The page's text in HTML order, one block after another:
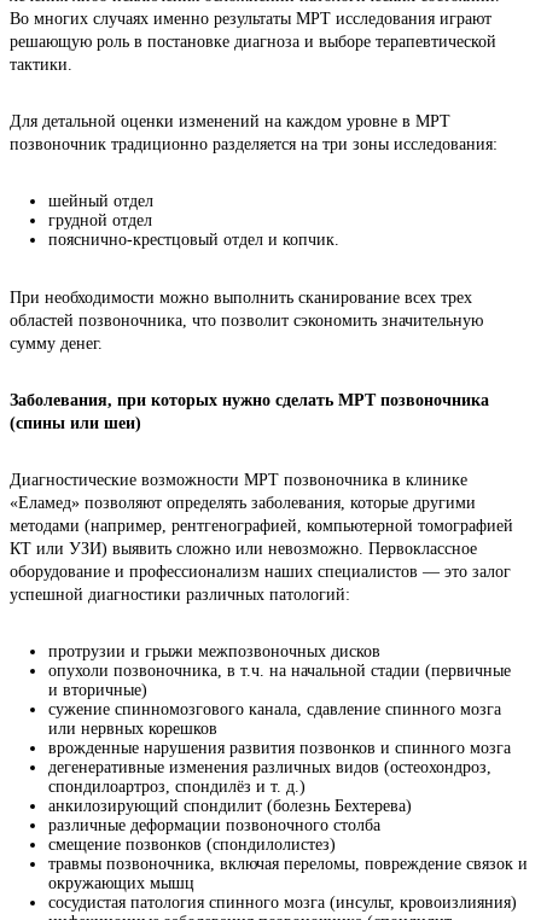
Во многих случаях именно результаты МРТ исследования играют
решающую роль в постановке диагноза и выборе терапевтической
тактики.
Для детальной оценки изменений на каждом уровне в МРТ
позвоночник традиционно разделяется на три зоны исследования:
шейный отдел
грудной отдел
пояснично-крестцовый отдел и копчик.
При необходимости можно выполнить сканирование всех трех
областей позвоночника, что позволит сэкономить значительную
сумму денег.
Заболевания, при которых нужно сделать МРТ позвоночника
(спины или шеи)
Диагностические возможности МРТ позвоночника в клинике
«Еламед» позволяют определять заболевания, которые другими
методами (например, рентгенографией, компьютерной томографией
КТ или УЗИ) выявить сложно или невозможно. Первоклассное
оборудование и профессионализм наших специалистов — это залог
успешной диагностики различных патологий:
протрузии и грыжи межпозвоночных дисков
опухоли позвоночника, в т.ч. на начальной стадии (первичные
и вторичные)
сужение спинномозгового канала, сдавление спинного мозга
или нервных корешков
врожденные нарушения развития позвонков и спинного мозга
дегенеративные изменения различных видов (остеохондроз,
спондилоартроз, спондилёз и т. д.)
анкилозирующий спондилит (болезнь Бехтерева)
различные деформации позвоночного столба
смещение позвонков (спондилолистез)
травмы позвоночника, включая переломы, повреждение связок и
окружающих мышц
сосудистая патология спинного мозга (инсульт, кровоизлияния)